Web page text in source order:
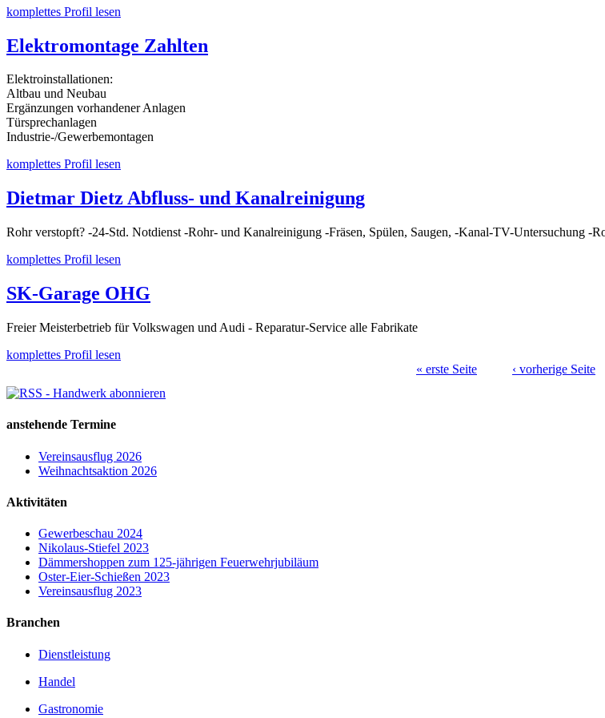
komplettes Profil lesen
Elektromontage Zahlten
Elektroinstallationen:
Altbau und Neubau
Ergänzungen vorhandener Anlagen
Türsprechanlagen
Industrie-/Gewerbemontagen
komplettes Profil lesen
Dietmar Dietz Abfluss- und Kanalreinigung
Rohr verstopft? -24-Std. Notdienst -Rohr- und Kanalreinigung -Fräsen, Spülen, Saugen, -Kanal-TV-Untersuchung
komplettes Profil lesen
SK-Garage OHG
Freier Meisterbetrieb für Volkswagen und Audi - Reparatur-Service alle Fabrikate
komplettes Profil lesen
Seiten
« erste Seite ‹ vorherige Seite
anstehende Termine
Vereinsausflug 2026
Weihnachtsaktion 2026
Aktivitäten
Gewerbeschau 2024
Nikolaus-Stiefel 2023
Dämmershoppen zum 125-jährigen Feuerwehrjubiläum
Oster-Eier-Schießen 2023
Vereinsausflug 2023
Branchen
Dienstleistung
Handel
Gastronomie